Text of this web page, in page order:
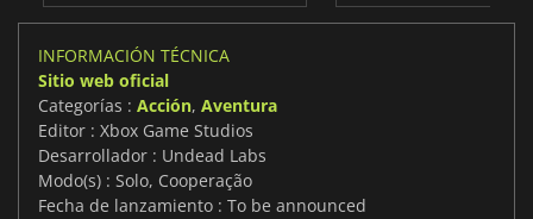
INFORMACIÓN TÉCNICA
Sitio web oficial
Categorías : Acción, Aventura
Editor : Xbox Game Studios
Desarrollador : Undead Labs
Modo(s) : Solo, Cooperação
Fecha de lanzamiento : To be announced